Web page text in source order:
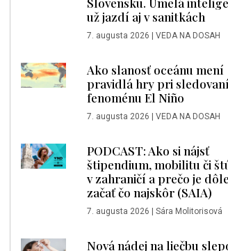
už jazdí aj v sanitkách
7. augusta 2026 | VEDA NA DOSAH
Ako slanosť oceánu mení
pravidlá hry pri sledovaní
fenoménu El Niño
7. augusta 2026 | VEDA NA DOSAH
PODCAST: Ako si nájsť
štipendium, mobilitu či
v zahraničí a prečo je
začať čo najskôr (SAIA)
7. augusta 2026 | Sára Molitorisová
Nová nádej na liečbu